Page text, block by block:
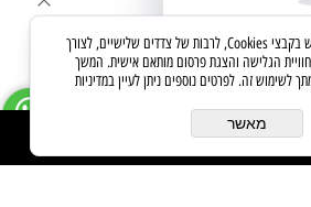
הוסף לסל
החכם
כדי לעזור
לידיעתך, באתרנו נעשה שימוש בקבצי Cookies, לרבות של צדדים שלישיים, לצורך
הגלישה והצגת פרסום מותאם אישית. המשך
זה. לפרטים נוספים ניתן לעיין במדיניות
מאשר